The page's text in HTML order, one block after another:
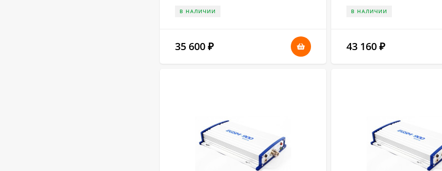
В НАЛИЧИИ
35 600 ₽
В НАЛИЧИИ
43 160₽